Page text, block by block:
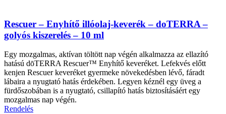
Rescuer – Enyhítő illóolaj-keverék – doTERRA –
golyós kiszerelés – 10 ml
Egy mozgalmas, aktívan töltött nap végén alkalmazza az ellazító
hatású dōTERRA Rescuer™ Enyhítő keveréket. Lefekvés előtt
kenjen Rescuer keveréket gyermeke növekedésben lévő, fáradt
lábaira a nyugtató hatás érdekében. Legyen kéznél egy üveg a
fürdőszobában is a nyugtató, csillapító hatás biztosításáért egy
mozgalmas nap végén.
Rendelés